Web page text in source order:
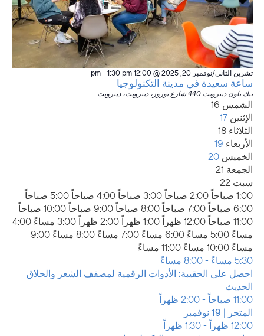
تشرين الثاني/نوفمبر 20, 2025 @ 12:00 pm -1:30 pm
ساعة سعيدة في مدينة التكنولوجيا
تيك تاون ديترويت440 شارع بوروز، ديترويت، ديترويت
أسبوع
الفعاليات
الشمس16
الإثنين17
الثلاثاء18
الأربعاء19
الخميس20
الجمعة21
سبت22
12:00
صباحاً
1:00 صباحاً 2:00 صباحاً 3:00 صباحاً 4:00 صباحاً
5:00 صباحاً
6:00 صباحاً
7:00 صباحاً 8:00 صباحاً 9:00 صباحاً
10:00 صباحاً
11:00 صباحاً
12:00 ظهراً 1:00 ظهراً 2:00 ظهراً 3:00 مساءً
4:00
مساءً5:00 مساءً 6:00 مساءً 7:00 مساءً 8:00 مساءً
9:00
مساءً10:00 مساءً 11:00 مساءً
12:00
يوم
الأحد,
تشرين
الثاني/
نوفمبر
16,
2025
No
events
on
this
day.
الإثنين,
تشرين
الثاني/
نوفمبر
17,
2025
نوفمبر
2025
5:30 مساءً - 8:00 مساءً
احصل على الحقيبة: الأدوات الرقمية لمصفف الشعر والحلاق
الحديث
الثلاثاء,
تشرين
الثاني/
نوفمبر
No
events
on
الأربعاء,
تشرين
الثاني/
نوفمبر
نوفمبر
2025
11:00 صباحاً - 2:00 ظهراً
المتجر | 19 نوفمبر
الخميس,
20
12:00 ظهراً - 1:30 ظهراً